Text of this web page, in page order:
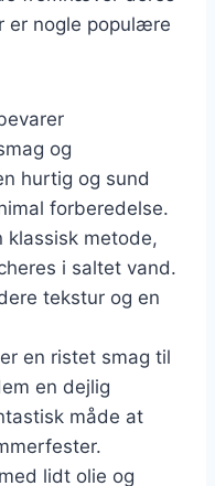
er nogle populære
og
hurtig og sund
forberedelse.
klassisk metode,
i saltet vand.
tekstur og en
en ristet smag til
en dejlig
måde at
lidt olie og